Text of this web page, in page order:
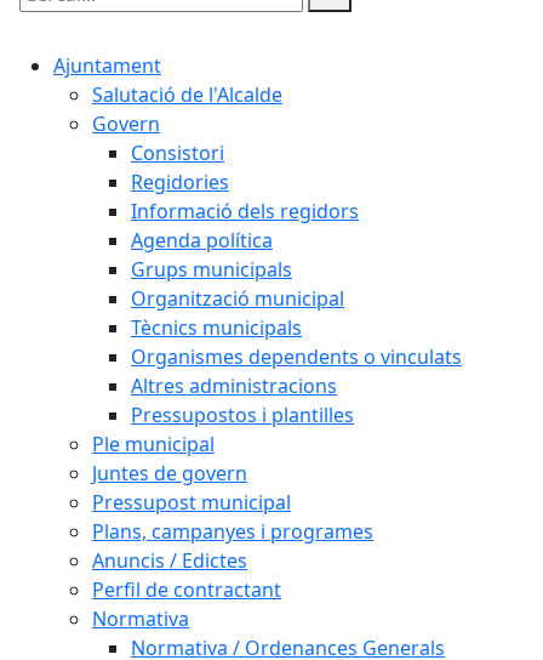
Cercar:
Ajuntament
Salutació de l'Alcalde
Govern
Consistori
Regidories
Informació dels regidors
Agenda política
Grups municipals
Organització municipal
Tècnics municipals
Organismes dependents o vinculats
Altres administracions
Pressupostos i plantilles
Ple municipal
Juntes de govern
Pressupost municipal
Plans, campanyes i programes
Anuncis / Edictes
Perfil de contractant
Normativa
Normativa / Ordenances Generals